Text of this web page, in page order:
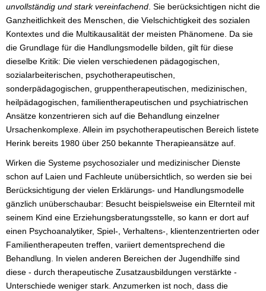
unvollständig und stark vereinfachend . Sie berücksichtigen nicht die
Ganzheitlichkeit des Menschen, die Vielschichtigkeit des sozialen
Kontextes und die Multikausalität der meisten Phänomene. Da sie
die Grundlage für die Handlungsmodelle bilden, gilt für diese
dieselbe Kritik: Die vielen verschiedenen pädagogischen,
sozialarbeiterischen, psychotherapeutischen,
sonderpädagogischen, gruppentherapeutischen, medizinischen,
heilpädagogischen, familientherapeutischen und psychiatrischen
Ansätze konzentrieren sich auf die Behandlung einzelner
Ursachenkomplexe. Allein im psychotherapeutischen Bereich listete
Herink bereits 1980 über 250 bekannte Therapieansätze auf.
Wirken die Systeme psychosozialer und medizinischer Dienste
schon auf Laien und Fachleute unübersichtlich, so werden sie bei
Berücksichtigung der vielen Erklärungs- und Handlungsmodelle
gänzlich unüberschaubar: Besucht beispielsweise ein Elternteil mit
seinem Kind eine Erziehungsberatungsstelle, so kann er dort auf
einen Psychoanalytiker, Spiel-, Verhaltens-, klientenzentrierten oder
Familientherapeuten treffen, variiert dementsprechend die
Behandlung. In vielen anderen Bereichen der Jugendhilfe sind
diese - durch therapeutische Zusatzausbildungen verstärkte -
Unterschiede weniger stark. Anzumerken ist noch, dass die